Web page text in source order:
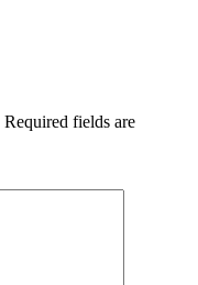
Required fields are